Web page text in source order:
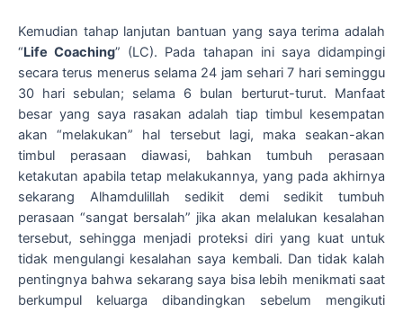
Kemudian tahap lanjutan bantuan yang saya terima adalah
“Life Coaching” (LC). Pada tahapan ini saya didampingi
secara terus menerus selama 24 jam sehari 7 hari seminggu
30 hari sebulan; selama 6 bulan berturut-turut. Manfaat
besar yang saya rasakan adalah tiap timbul kesempatan
akan “melakukan” hal tersebut lagi, maka seakan-akan
timbul perasaan diawasi, bahkan tumbuh perasaan
ketakutan apabila tetap melakukannya, yang pada akhirnya
sekarang Alhamdulillah sedikit demi sedikit tumbuh
perasaan “sangat bersalah” jika akan melalukan kesalahan
tersebut, sehingga menjadi proteksi diri yang kuat untuk
tidak mengulangi kesalahan saya kembali. Dan tidak kalah
pentingnya bahwa sekarang saya bisa lebih menikmati saat
berkumpul keluarga dibandingkan sebelum mengikuti